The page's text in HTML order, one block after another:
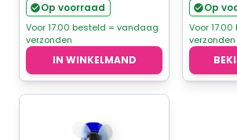
Op voorraad
Voor 17.00 besteld = vandaag
verzonden
IN WINKELMAND
Op
Voor
verzonden